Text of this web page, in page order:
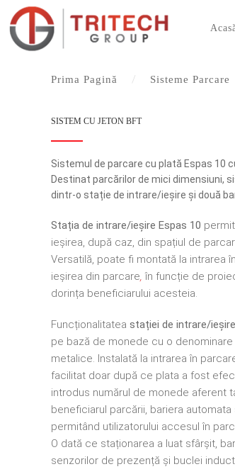
Prima Pagină Sisteme Parcare
SISTEM CU JETON BFT
Sistemul de parcare cu plată Espas 10
Destinat parcărilor de mici dimensiuni,
dintr-o stație de intrare/ieșire și două
Stația de intrare/ieșire Espas 10
ieșirea, după caz, din spațiul de
Versatilă, poate fi montată la intrarea
ieșirea din parcare, în funcție de
dorința beneficiarului acesteia.
Funcționalitatea stației de intrare/
pe bază de monede cu o
metalice. Instalată la intrarea în
facilitat doar după ce plata a fost
introdus numărul de monede aferent
beneficiarul parcării, bariera automata
permitând utilizatorului accesul în
O dată ce staționarea a luat sfârșit,
senzorilor de prezență și buclei